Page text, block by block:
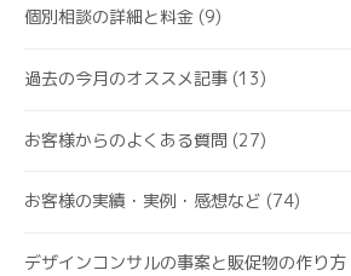
個別相談の詳細と料金 (9)
過去の今月のオススメ記事 (13)
お客様からのよくある質問 (27)
お客様の実績・実例・感想など (74)
デザインコンサルの事案と販促物の作り方